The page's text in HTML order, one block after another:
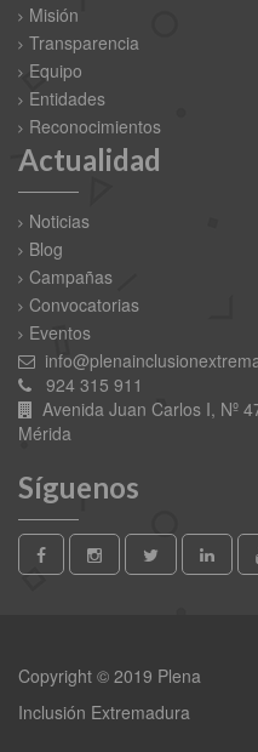
Misión
Transparencia
Equipo
Entidades
Reconocimientos
Actualidad
Noticias
Blog
Campañas
Convocatorias
Eventos
924 315 911
Avenida Juan Carlos I, Nº
Mérida
Síguenos
Copyright © 2019 Plena
Inclusión Extremadura